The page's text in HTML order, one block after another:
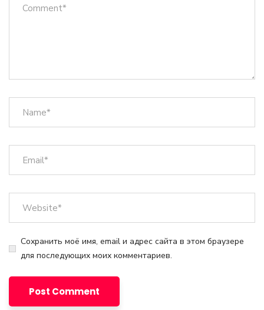
Сохранить моё имя, email и адрес сайта в этом браузере
для последующих моих комментариев.